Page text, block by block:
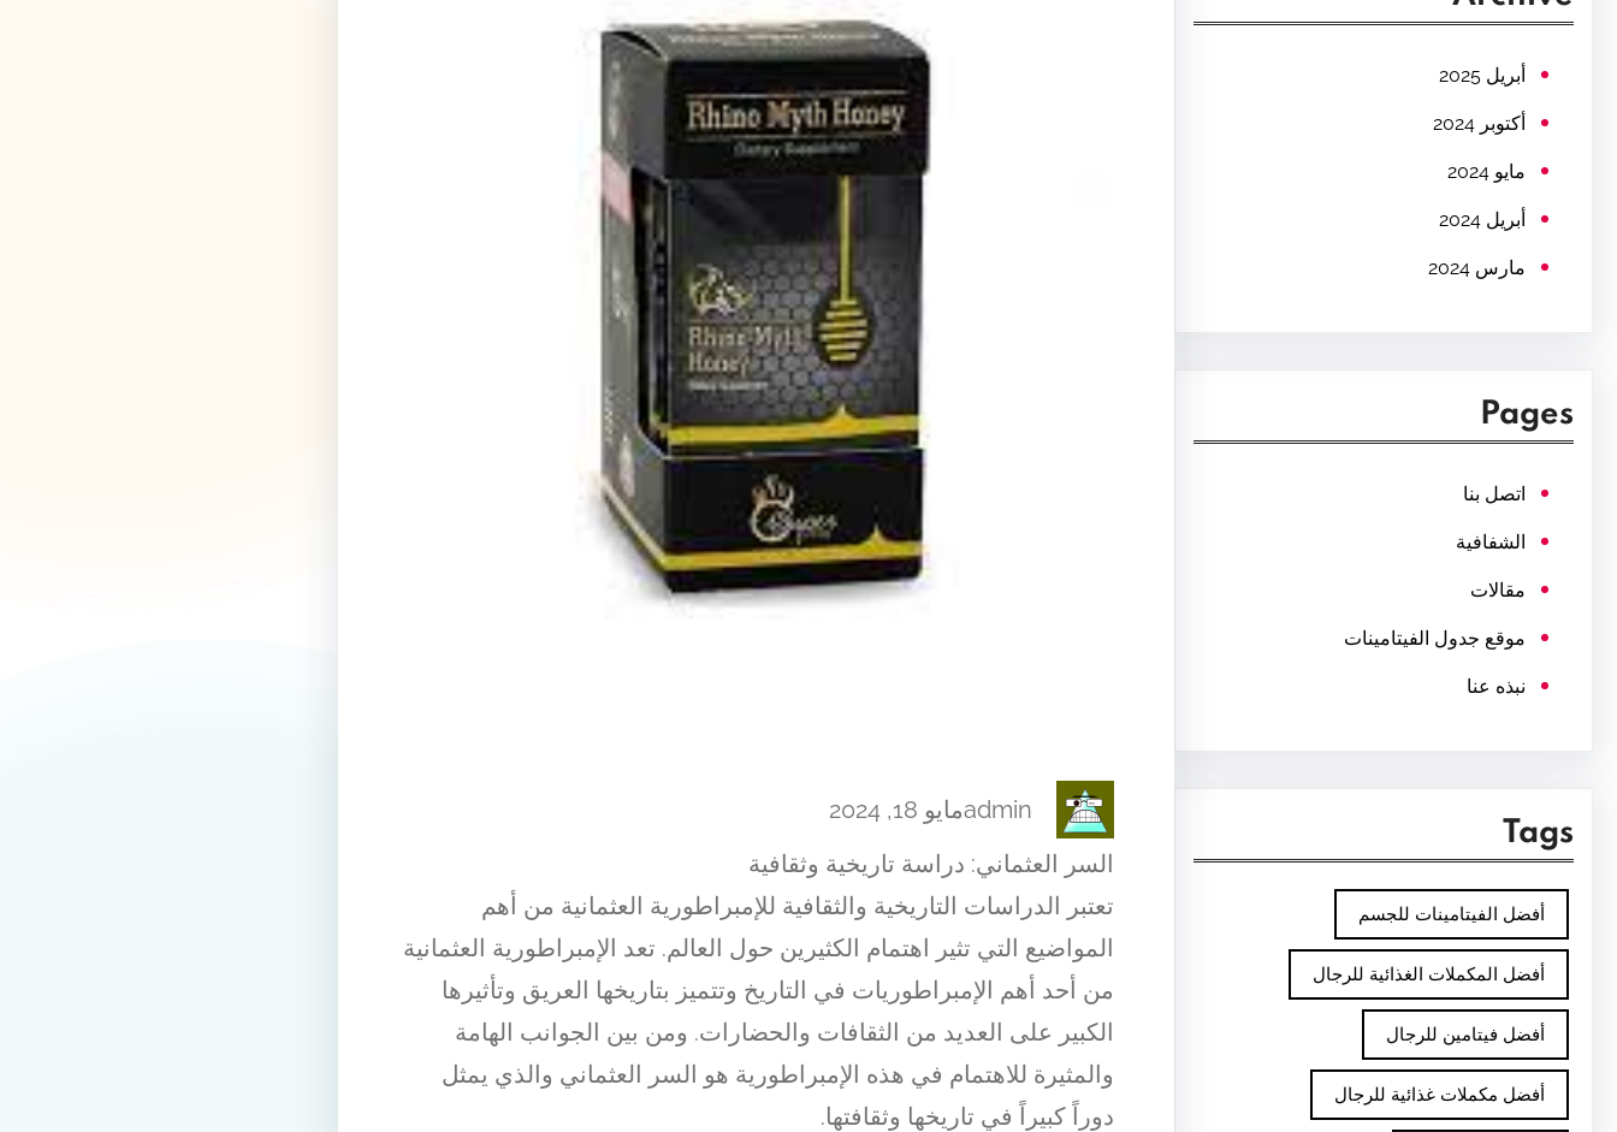
c
أبريل 2025
أكتوبر 2024
مايو 2024
أبريل 2024
مارس 2024
Pages
اتصل بنا
الشفافية
مقالات
موقع جدول الفيتامينات
نبذه عنا
Tags
أفضل الفيتامينات للجسم
أفضل المكملات الغذائية للرجال
أفضل فيتامين للرجال
أفضل مكملات غذائية للرجال
adminمايو 18, 2024
السر العثماني: دراسة تاريخية وثقافية
تعتبر الدراسات التاريخية والثقافية للإمبراطورية العثمانية من أهم
المواضيع التي تثير اهتمام الكثيرين حول العالم. تعد الإمبراطورية العثمانية
من أحد أهم الإمبراطوريات في التاريخ وتتميز بتاريخها العريق وتأثيرها
الكبير على العديد من الثقافات والحضارات. ومن بين الجوانب الهامة
والمثيرة للاهتمام في هذه الإمبراطورية هو السر العثماني والذي يمثل
دوراً كبيراً في تاريخها وثقافتها.